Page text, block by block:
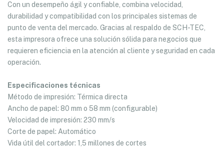
Con un desempeño ágil y confiable, combina velocidad,
durabilidad y compatibilidad con los principales sistemas de
punto de venta del mercado. Gracias al respaldo de SCH-TEC,
esta impresora ofrece una solución sólida para negocios que
requieren eficiencia en la atención al cliente y seguridad en cada
operación.
Especificaciones técnicas
Método de impresión: Térmica directa
Ancho de papel: 80 mm o 58 mm (configurable)
Velocidad de impresión: 230 mm/s
Corte de papel: Automático
Vida útil del cortador: 1,5 millones de cortes